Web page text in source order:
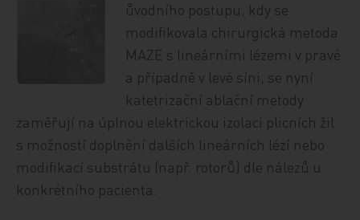
ůvodního postupu, kdy se
modifikovala chirurgická metoda
MAZE s lineárními lézemi v pravé
a případně v levé síni, se nyní
katetrizační ablační metody
zaměřují na úplnou elektrickou izolaci plicních žil
s možností doplnění dalších lineárních lézí nebo
modifikací substrátu (např. rotorů) dle nálezů u
konkrétního pacienta.